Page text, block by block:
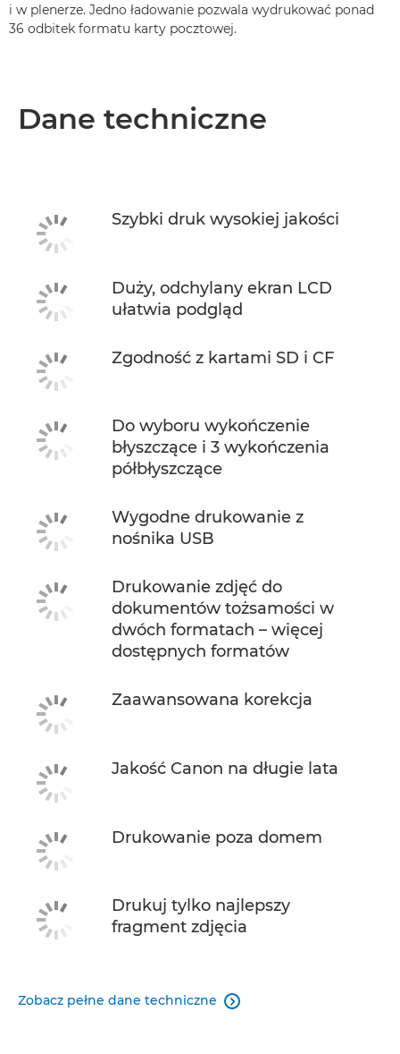
i w plenerze. Jedno ładowanie pozwala wydrukować ponad
36 odbitek formatu karty pocztowej.
Dane techniczne
Szybki druk wysokiej jakości
Duży, odchylany ekran LCD
ułatwia podgląd
Zgodność z kartami SD i CF
Do wyboru wykończenie
błyszczące i 3 wykończenia
półbłyszczące
Wygodne drukowanie z
nośnika USB
Drukowanie zdjęć do
dokumentów tożsamości w
dwóch formatach – więcej
dostępnych formatów
Zaawansowana korekcja
Jakość Canon na długie lata
Drukowanie poza domem
Drukuj tylko najlepszy
fragment zdjęcia
Zobacz pełne dane techniczne 